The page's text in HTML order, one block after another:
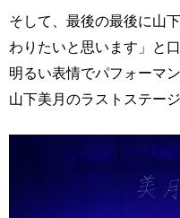
そして、最後の最後に山
わりたいと思います」と
明るい表情でパフォーマ
山下美月のラストステージ